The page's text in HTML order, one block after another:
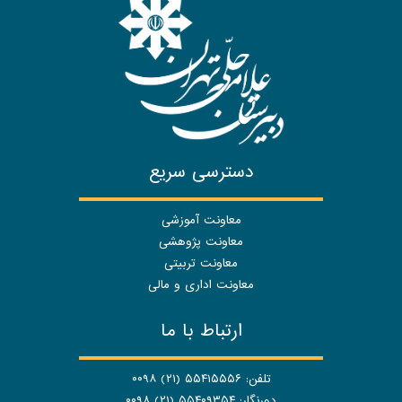
دسترسی سریع
معاونت آموزشی
معاونت پژوهشی
معاونت تربیتی
معاونت اداری و مالی
ارتباط با ما
تلفن: ۵۵۴۱۵۵۵۶ (۲۱) ۰۰۹۸